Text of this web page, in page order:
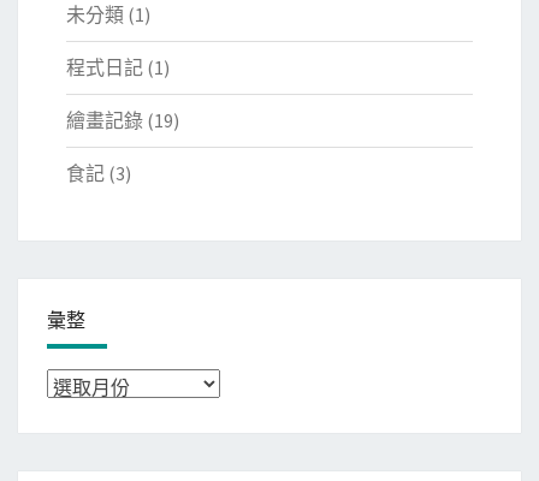
未分類 (1)
程式日記 (1)
繪畫記錄 (19)
食記 (3)
彙整
彙